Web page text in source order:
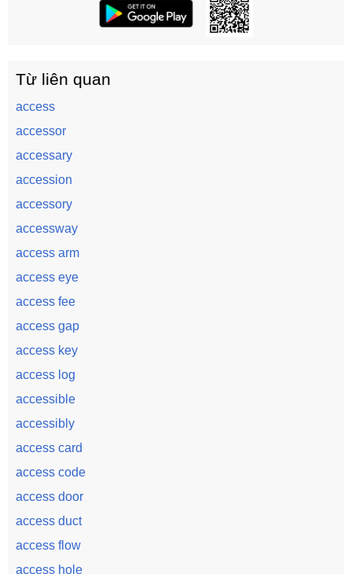
Từ liên quan
access
accessor
accessary
accession
accessory
accessway
access arm
access eye
access fee
access gap
access key
access log
accessible
accessibly
access card
access code
access door
access duct
access flow
access hole